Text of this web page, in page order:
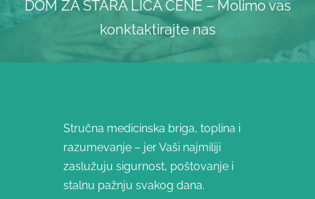
DOM ZA STARA LICA CENE – Molimo vas
konktaktirajte nas
Stručna medicinska briga, toplina i
razumevanje – jer Vaši najmiliji
zaslužuju sigurnost, poštovanje i
stalnu pažnju svakog dana.